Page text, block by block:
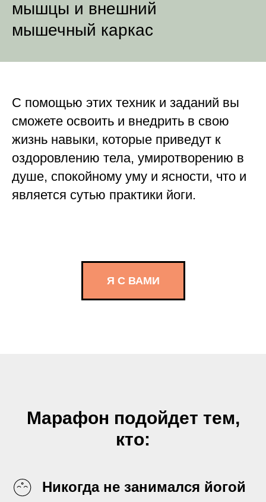
мышцы и внешний
мышечный каркас
С помощью этих техник и заданий вы
сможете освоить и внедрить в свою
жизнь навыки, которые приведут к
оздоровлению тела, умиротворению в
душе, спокойному уму и ясности, что и
является сутью практики йоги.
Я С ВАМИ
Марафон подойдет тем,
кто:
Никогда не занимался йогой